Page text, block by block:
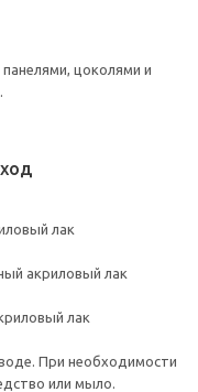
цоколями и
лак
акриловый лак
лак
При необходимости
или мыло.